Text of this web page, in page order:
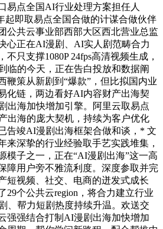
易点全国AI行业处理方案担任人
起即取易点全国合做的计谋合做伙伴
公共云事业部西部大区西北营业总监
心正在AI漫剧、AI实人剧范畴合力
只支撑1080P 24fps高清视频生成，
临的今天，正在告白投放和数据阐
鞭策从新剧到“爆款”，但比拟国内业
化链，两边看好AI内容财产出海契
出海加快增加引擎。阿里云取易点
出海的庞大契机，持续为客户优化
告竣AI漫剧出海框架合做和谈，* 文
来深挚的行业经验取手艺实践堆集，
模子之一，正在“AI漫剧出海”这一高
障用户旁不雅流利度。深度参取并完
短视频、社交、电商的迸发式成长
个公共云region，将合力建立行业
、帮力短剧热度持续升温。欢送交
强强结合打制AI漫剧出海加快增加